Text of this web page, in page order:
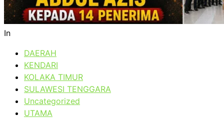
In
DAERAH
KENDARI
KOLAKA TIMUR
SULAWESI TENGGARA
Uncategorized
UTAMA